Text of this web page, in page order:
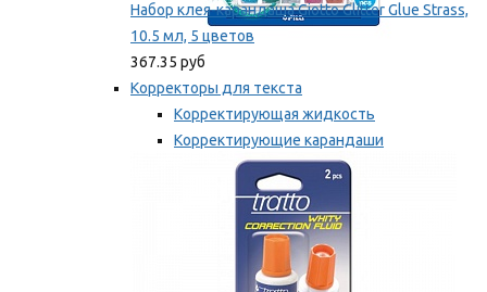
Набор клея-карандаша Giotto Glitter Glue Strass,
10.5 мл, 5 цветов
367.35 руб
Корректоры для текста
Корректирующая жидкость
Корректирующие карандаши
Корректирующие ленты
Мы рекомендуем